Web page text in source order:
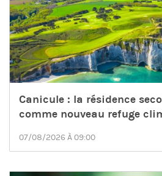
Canicule : la résidence
comme nouveau refuge
07/08/2026 À 09:00